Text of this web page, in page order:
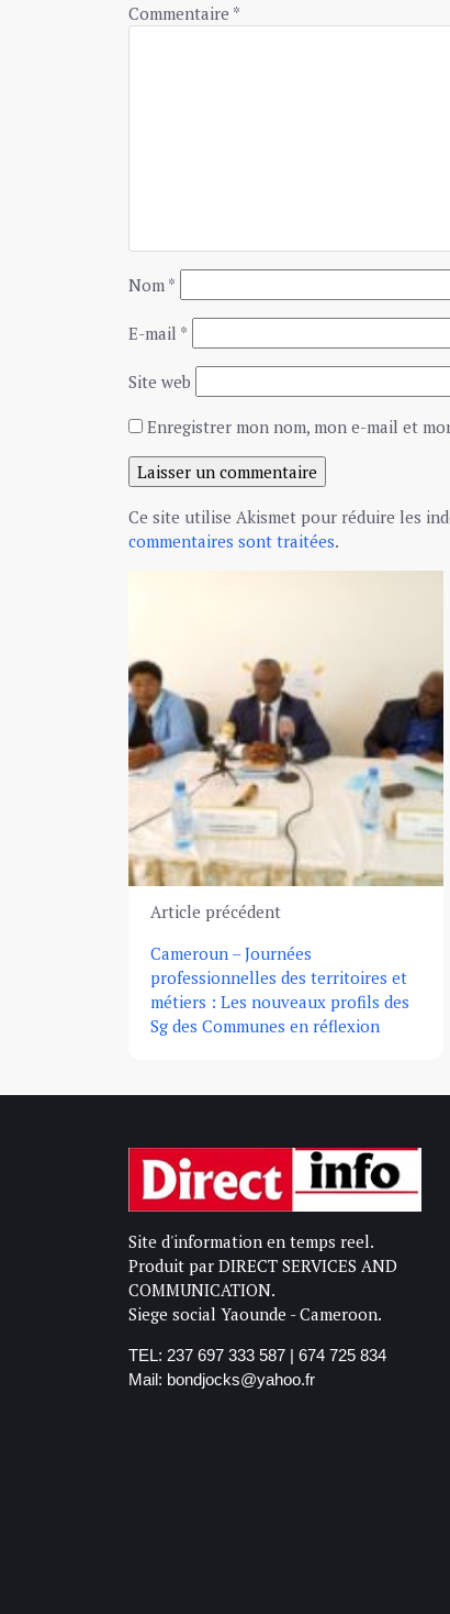
Commentaire *
Nom *
E-mail *
Site web
Enregistrer mon nom, mon e-mail et
Ce site utilise Akismet pour réduire les
commentaires sont traitées.
Article précédent
Cameroun – Journées
professionnelles des territoires et
métiers : Les nouveaux profils des
Sg des Communes en réflexion
Site d'information en temps reel.
Produit par DIRECT SERVICES AND
COMMUNICATION.
Siege social Yaounde - Cameroon.
TEL: 237 697 333 587 | 674 725 834
Mail: bondjocks@yahoo.fr